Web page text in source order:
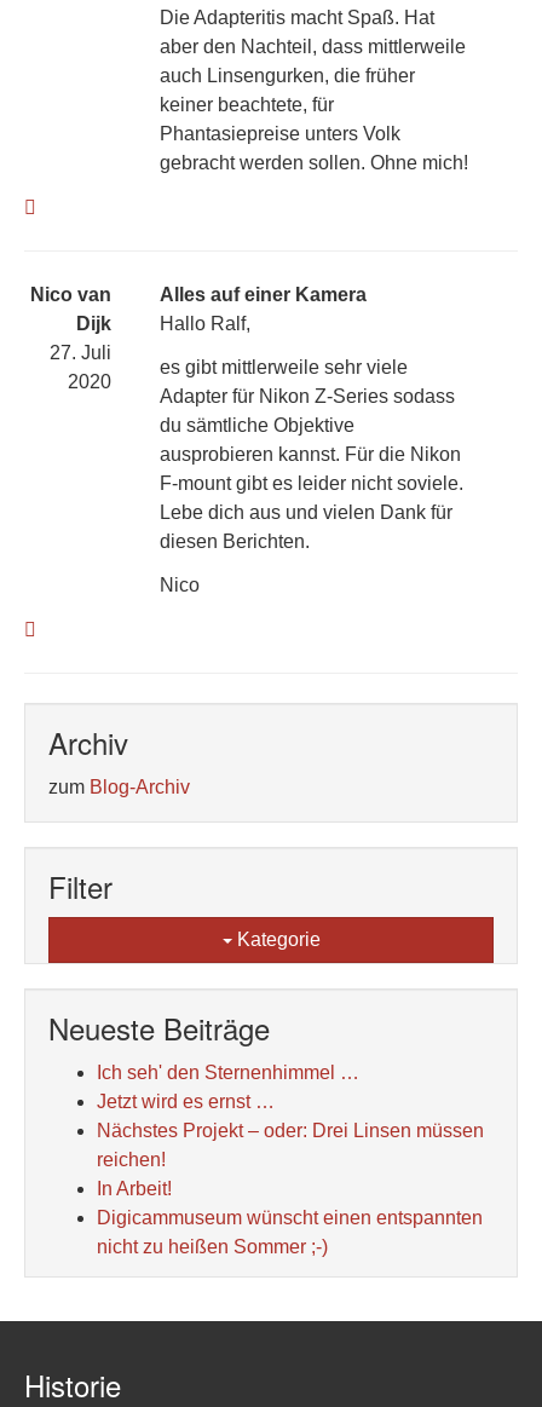
Die Adapteritis macht Spaß. Hat
aber den Nachteil, dass mittlerweile
auch Linsengurken, die früher
keiner beachtete, für
Phantasiepreise unters Volk
gebracht werden sollen. Ohne mich!
Nico van
Dijk
27. Juli
2020
Alles auf einer Kamera
Hallo Ralf,
es gibt mittlerweile sehr viele
Adapter für Nikon Z-Series sodass
du sämtliche Objektive
ausprobieren kannst. Für die Nikon
F-mount gibt es leider nicht soviele.
Lebe dich aus und vielen Dank für
diesen Berichten.
Nico
Archiv
zum Blog-Archiv
Filter
Kategorie
Neueste Beiträge
Ich seh' den Sternenhimmel …
Jetzt wird es ernst …
Nächstes Projekt – oder: Drei Linsen müssen
reichen!
In Arbeit!
Digicammuseum wünscht einen entspannten
nicht zu heißen Sommer ;-)
Historie